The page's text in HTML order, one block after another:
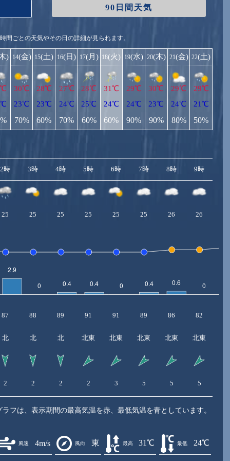
90日間天気
間ごとの天気やその日の詳細が見られます。
) 14(金)
30℃
23℃
70%
15(土)
28℃
23℃
60%
16(日)
27℃
24℃
70%
17(月)
28℃
25℃
60%
18(火)
31℃
24℃
60%
19(水)
29℃
24℃
90%
20(木)
30℃
23℃
90%
21(金)
29℃
24℃
80%
22(土)
29℃
21℃
50%
2時 3時 4時 5時 6時 7時 8時 9時
25 25 25 25 25 25 26 26
87 88 89 91 91 89 86 82
北 北 北 北東 北東 北東 北東 北東
2 2 2 2 3 5 5 5
フは、表示期間の最高気温を赤、最低気温を青としています。
風速 4m/s 風向 東 最高 31℃ 最低 24℃